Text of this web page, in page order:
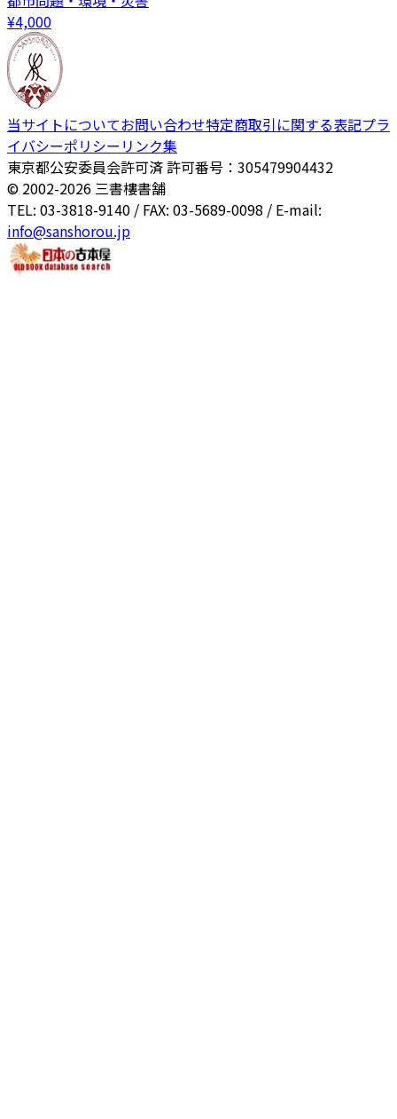
¥4,000
当サイトについてお問い合わせ特定商取引に関する表記プラ
イバシーポリシー リンク集
東京都公安委員会許可済 許可番号：305479904432
© 2002-2026 三書樓書舗
TEL: 03-3818-9140 / FAX: 03-5689-0098 / E-mail:
info@sanshorou.jp